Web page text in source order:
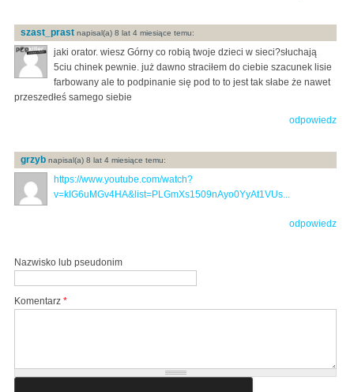
szast_prast napisal(a) 8 lat 4 miesiące temu:
jaki orator. wiesz Górny co robią twoje dzieci w sieci?słuchają
5ciu chinek pewnie. już dawno straciłem do ciebie szacunek lisie
farbowany ale to podpinanie się pod to to jest tak słabe że nawet
przeszedłeś samego siebie
odpowiedz
grzyb napisal(a) 8 lat 4 miesiące temu:
https://www.youtube.com/watch?
v=klG6uMGv4HA&list=PLGmXs1509nAyo0YyAt1VUs...
odpowiedz
Nazwisko lub pseudonim
Komentarz *